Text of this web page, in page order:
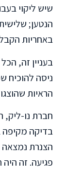
שיש ליקוי
הנטען;
באחריות
בעניין זה,
ניסה להוכיח
הראיות
חברת נו-ליק,
בדיקה
הצנרת נמצאה
פגיעה. זה